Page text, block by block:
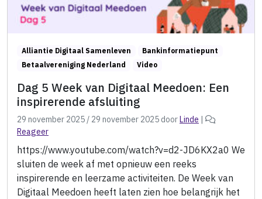
Alliantie Digitaal Samenleven
Bankinformatiepunt
Betaalvereniging Nederland
Video
Dag 5 Week van Digitaal Meedoen: Een
inspirerende afsluiting
29 november 2025 / 29 november 2025 doorLinde |
Reageer
https://www.youtube.com/watch?v=d2-JD6KX2a0 We
sluiten de week af met opnieuw een reeks
inspirerende en leerzame activiteiten. De Week van
Digitaal Meedoen heeft laten zien hoe belangrijk het